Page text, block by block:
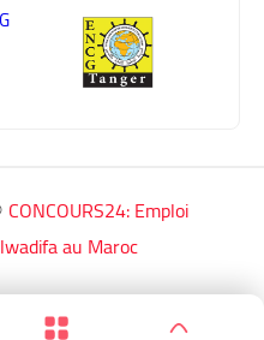
CONCOURS24: Emploi
au Maroc